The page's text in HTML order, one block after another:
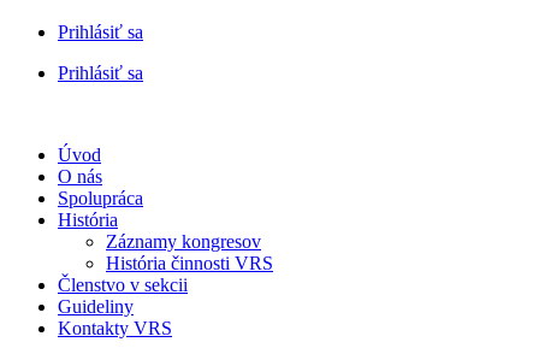
Prihlásiť sa
Prihlásiť sa
Úvod
O nás
Spolupráca
História
Záznamy kongresov
História činnosti VRS
Členstvo v sekcii
Guideliny
Kontakty VRS